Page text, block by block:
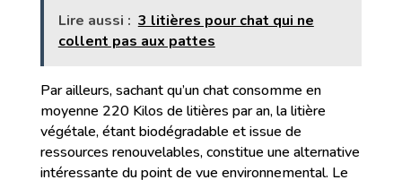
Lire aussi : 3 litières pour chat qui ne
collent pas aux pattes
Par ailleurs, sachant qu’un chat consomme en
moyenne 220 Kilos de litières par an, la litière
végétale, étant biodégradable et issue de
ressources renouvelables, constitue une alternative
intéressante du point de vue environnemental. Le